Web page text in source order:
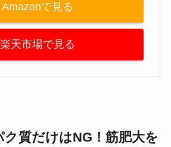
Amazonで見る
楽天市場で見る
ク質だけはNG！筋肥大を